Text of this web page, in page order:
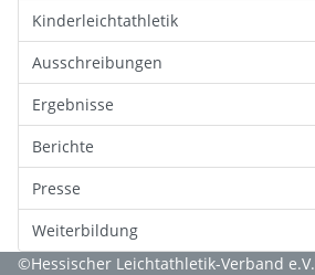
Kinderleichtathletik
Ausschreibungen
Ergebnisse
Berichte
Presse
Weiterbildung
©Hessischer Leichtathletik-Verband e.V.